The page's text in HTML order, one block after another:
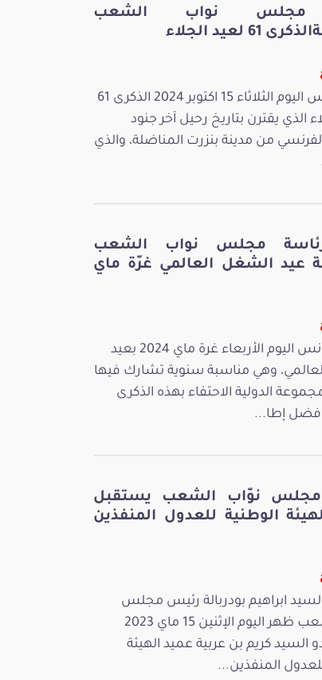
مجلس نواب الشعب
61 لعيد الجلاء
تحيي تونس اليوم الثلاثاء 15 اكتوبر 2024 الذكرى 61
الذي يقترن بتاريخ رحيل آخر جنود
الفرنسي من مدينة بنزرت المناضلة، والذي
مجلس نواب الشعب
عيد الشغل العالمي غرّة ماي
تحتفل تونس اليوم الأربعاء غرة ماي 2024 بعيد
وهي مناسبة سنوية تشارك فيها
الدولية الاحتفاء بهذه الذكرى
افضل إطا...
نوّاب الشعب يستقبل
الوطنية للعدول المنفذين
ابراهيم بودربالة رئيس مجلس
نوّاب الشعب ظهر اليوم الإثنين 15 ماي 2023
السيد كريم بن عربية عميد الهيئة
المنفذين...